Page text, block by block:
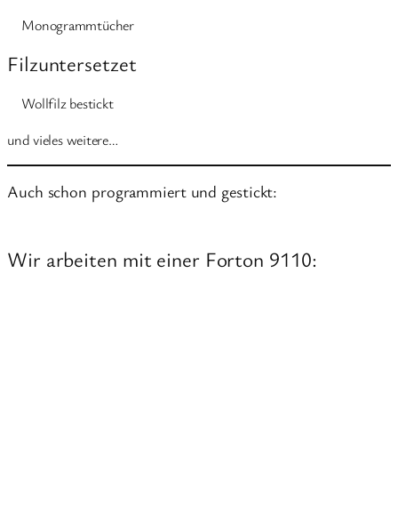
Monogrammtücher
Filzuntersetzet
Wollfilz bestickt
und vieles weitere…
Auch schon programmiert und gestickt:
Wir arbeiten mit einer Forton 9110: